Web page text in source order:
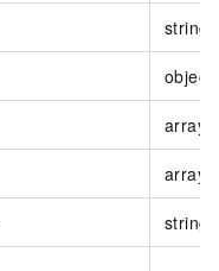
string
object
string